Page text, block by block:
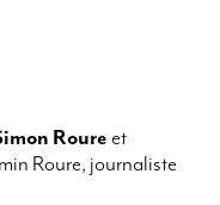
Roure et
Roure, journaliste